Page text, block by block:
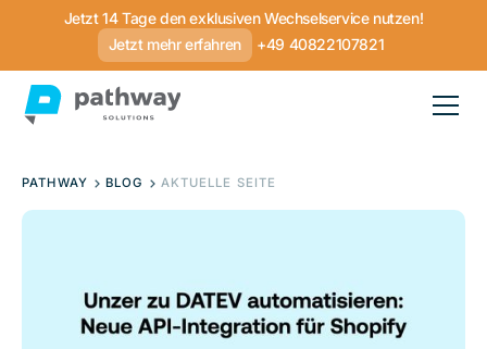
Jetzt 14 Tage den exklusiven Wechselservice nutzen!
Jetzt mehr erfahren
+49 40822107821
PATHWAY BLOG AKTUELLE SEITE